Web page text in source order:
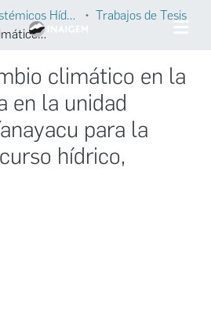
Servicios Ecosistémicos Hídricos
Trabajos de Tesis
Efecto del cambio climático en la oferta de agua en la unidad hidrográfica Yanayacu para la gestión del recurso hídrico, Áncash, Perú
climático en la
en la unidad
para la
hídrico,